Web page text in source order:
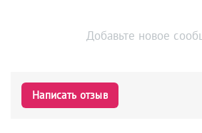
Добавьте новое
Написать отзыв